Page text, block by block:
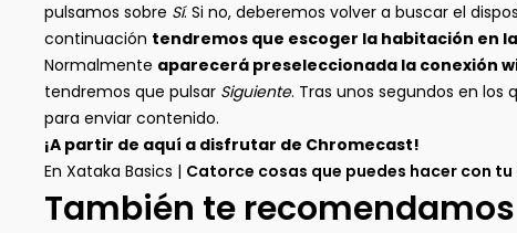
pulsamos sobre Sí. Si no, deberemos volver a buscar el
continuación tendremos que escoger la habitación en
Normalmente aparecerá preseleccionada la conexión
tendremos que pulsar Siguiente. Tras unos segundos en
para enviar contenido.
¡A partir de aquí a disfrutar de Chromecast!
En Xataka Basics | Catorce cosas que puedes hacer con
También te recomendamos